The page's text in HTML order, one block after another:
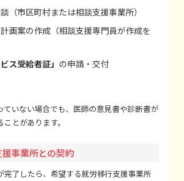
（市区町村または相談支援事業所）
画案の作成（相談支援専門員が作成を
ス受給者証」 の申請・交付
ていない場合でも、医師の意見書や診断書が
とがあります。
事業所との契約
完了したら、希望する就労移行支援事業所